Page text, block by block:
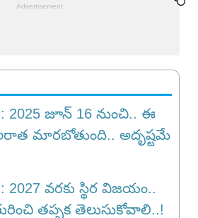
: 2025 జూన్ 16 నుంచి.. ఈ
మారబోతుంది.. అదృష్టమే
2027 వర‌కు స్థిర విజ‌యం..
త‌ప్ప‌క తెలుసుకోవాలి..!